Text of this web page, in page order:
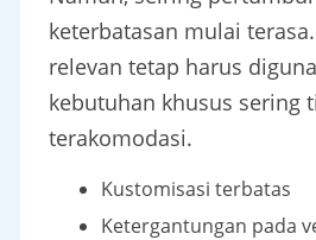
keterbatasan mulai
relevan tetap harus
kebutuhan khusus sering
terakomodasi.
Kustomisasi terbatas
Ketergantungan pada